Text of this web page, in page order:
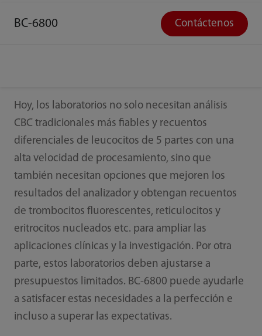
BC-6800 Contáctenos
Hoy, los laboratorios no solo necesitan análisis
CBC tradicionales más fiables y recuentos
diferenciales de leucocitos de 5 partes con una
alta velocidad de procesamiento, sino que
también necesitan opciones que mejoren los
resultados del analizador y obtengan recuentos
de trombocitos fluorescentes, reticulocitos y
eritrocitos nucleados etc. para ampliar las
aplicaciones clínicas y la investigación. Por otra
parte, estos laboratorios deben ajustarse a
presupuestos limitados. BC-6800 puede ayudarle
a satisfacer estas necesidades a la perfección e
incluso a superar las expectativas.